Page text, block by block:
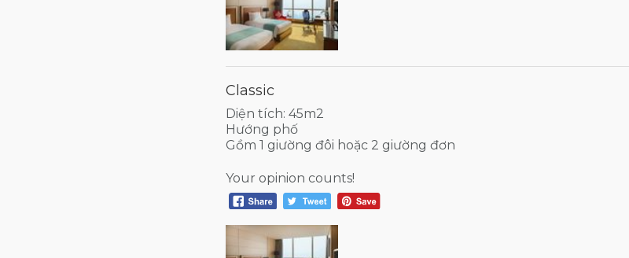
Classic
Diện tích: 45m2
Hướng phố
Gồm 1 giường đôi hoặc 2 giường đơn
Your opinion counts!